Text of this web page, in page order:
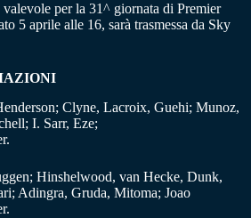
per la 31^ giornata di Premier
5 aprile alle 16, sarà trasmessa da Sky
Clyne, Lacroix, Guehi; Munoz,
I. Sarr, Eze;
Hinshelwood, van Hecke, Dunk,
Adingra, Gruda, Mitoma; Joao